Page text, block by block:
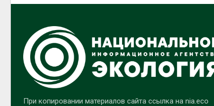
При копировании материалов сайта ссылка на nia.eco